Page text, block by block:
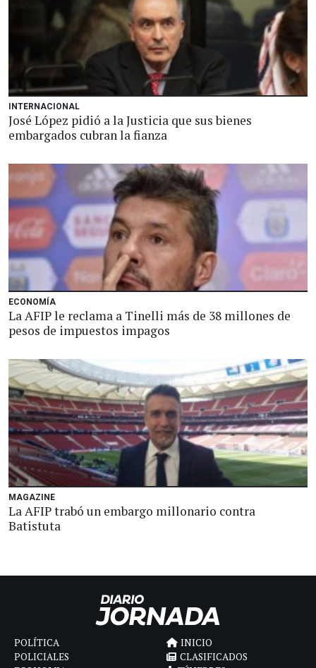
INTERNACIONAL
José López pidió a la Justicia que sus bienes
embargados cubran la fianza
ECONOMÍA
La AFIP le reclama a Tinelli más de 38 millones de
pesos de impuestos impagos
MAGAZINE
La AFIP trabó un embargo millonario contra
Batistuta
POLÍTICA
POLICIALES
INICIO
CLASIFICADOS